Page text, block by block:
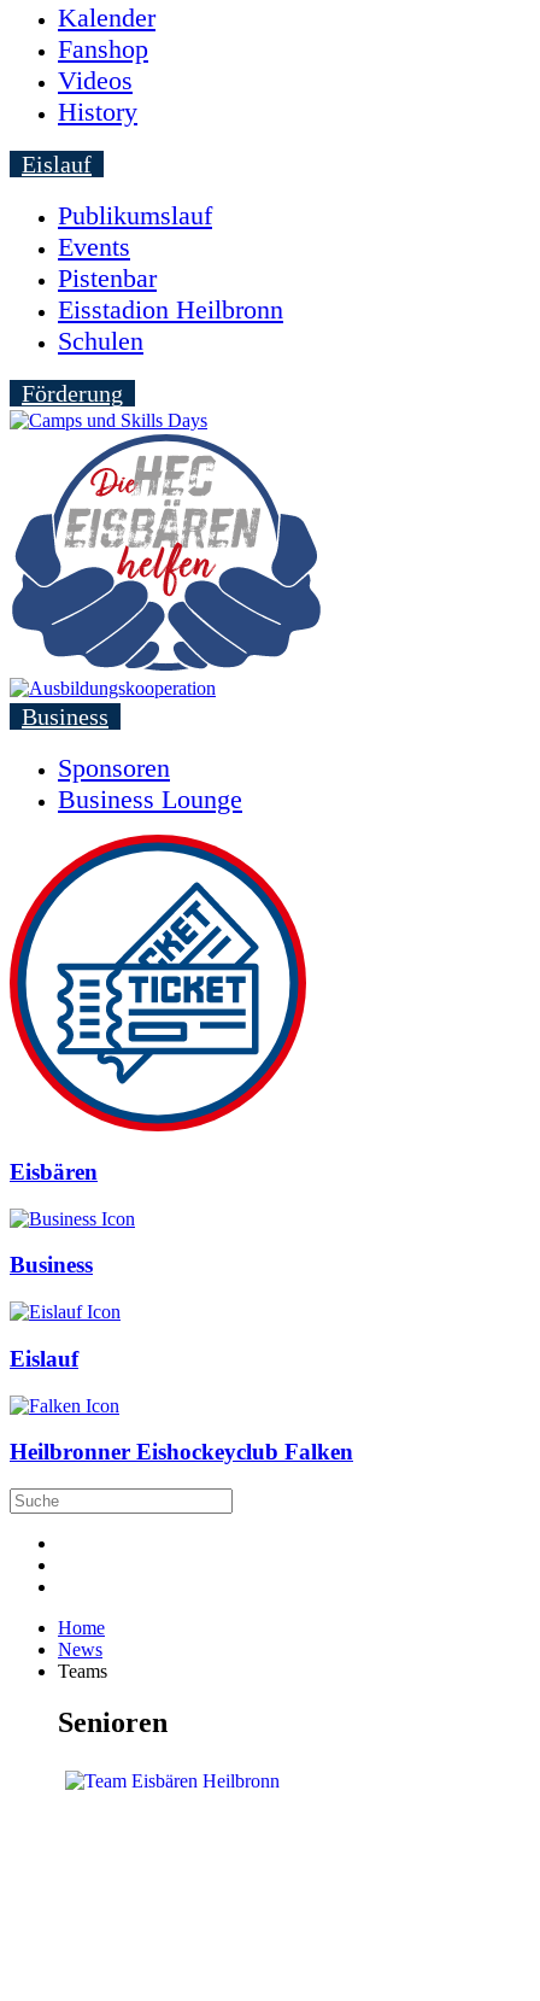
Kalender
Fanshop
Videos
History
Eislauf
Publikumslauf
Events
Pistenbar
Eisstadion Heilbronn
Schulen
Förderung
Business
Sponsoren
Business Lounge
Eisbären
Business
Eislauf
Heilbronner Eishockeyclub Falken
Home
News
Teams
Senioren